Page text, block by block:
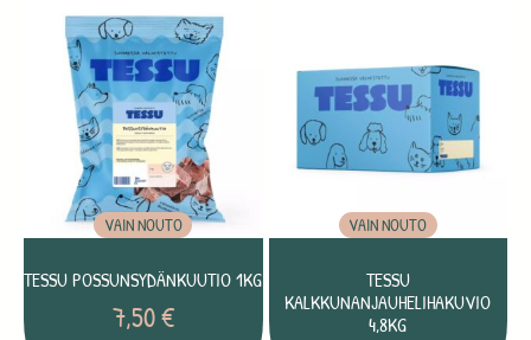
VAIN NOUTO
TESSU POSSUNSYDÄNKUUTIO 1KG
7,50€
VAIN NOUTO
TESSU
KALKKUNANJAUHELIHAKUVIO
4,8KG